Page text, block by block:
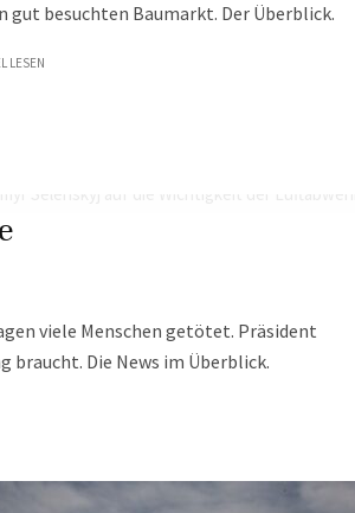
gut besuchten Baumarkt. Der Überblick.
LESEN
viele Menschen getötet. Präsident
braucht. Die News im Überblick.